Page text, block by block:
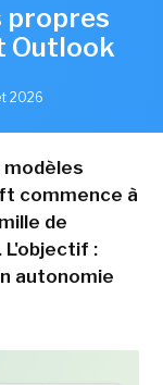
propres
Outlook
2026
commence à
de
L'objectif :
autonomie